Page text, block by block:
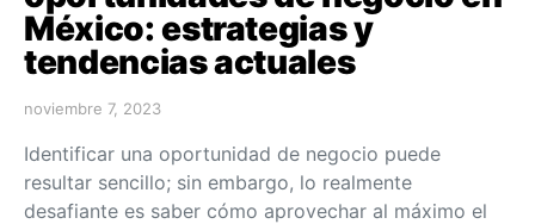
México: estrategias y
tendencias actuales
noviembre 7, 2023
Identificar una oportunidad de negocio puede
resultar sencillo; sin embargo, lo realmente
desafiante es saber cómo aprovechar al máximo el